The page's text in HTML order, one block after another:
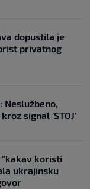
dopustila je
privatnog
Neslužbeno,
signal 'STOJ'
"kakav koristi
ukrajinsku